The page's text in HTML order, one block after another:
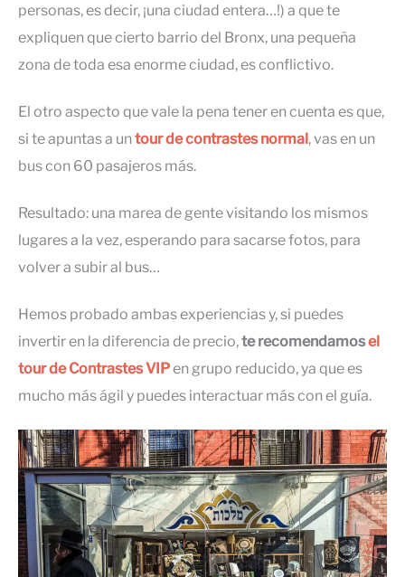
personas, es decir, ¡una ciudad entera…!) a que te
expliquen que cierto barrio del Bronx, una pequeña
zona de toda esa enorme ciudad, es conflictivo.
El otro aspecto que vale la pena tener en cuenta es que,
si te apuntas a untour de contrastes normal, vas en un
bus con 60 pasajeros más.
Resultado: una marea de gente visitando los mismos
lugares a la vez, esperando para sacarse fotos, para
volver a subir al bus…
Hemos probado ambas experiencias y, si puedes
invertir en la diferencia de precio,te recomendamosel
tour de Contrastes VIPen grupo reducido, ya que es
mucho más ágil y puedes interactuar más con el guía.